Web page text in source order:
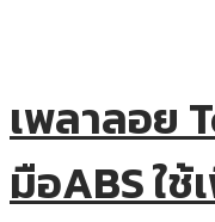
เพลาลอย
มือABS ใช้